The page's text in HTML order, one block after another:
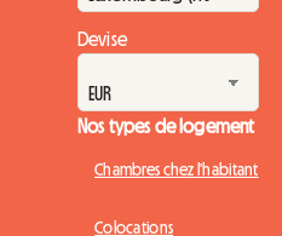
Devise
Nos types de logement
Chambres chez l'habitant
Colocations